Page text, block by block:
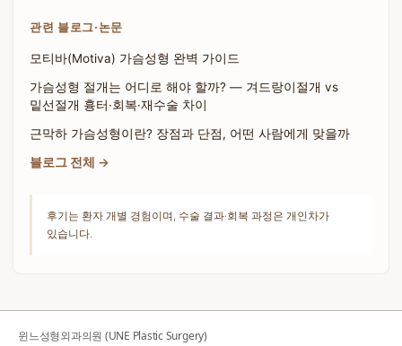
관련 블로그·논문
모티바(Motiva) 가슴성형 완벽 가이드
가슴성형 절개는 어디로 해야 할까? — 겨드랑이절개 vs
밑선절개 흉터·회복·재수술 차이
근막하 가슴성형이란? 장점과 단점, 어떤 사람에게 맞을까
블로그 전체 →
후기는 환자 개별 경험이며, 수술 결과·회복 과정은 개인차가
있습니다.
윈느성형외과의원 (UNE Plastic Surgery)